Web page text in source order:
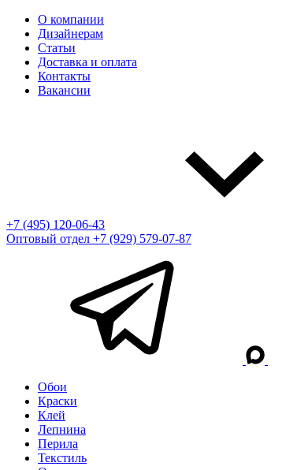
О компании
Дизайнерам
Статьи
Доставка и оплата
Контакты
Вакансии
+7 (495) 120-06-43
Оптовый отдел +7 (929) 579-07-87
Обои
Краски
Клей
Лепнина
Перила
Текстиль